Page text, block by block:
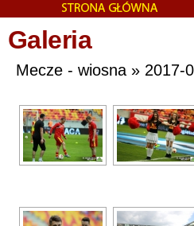
Galeria
Mecze - wiosna » 2017-